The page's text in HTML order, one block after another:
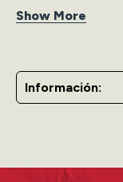
sabido ganarse el
fuera de la isla.
Show More
Información: